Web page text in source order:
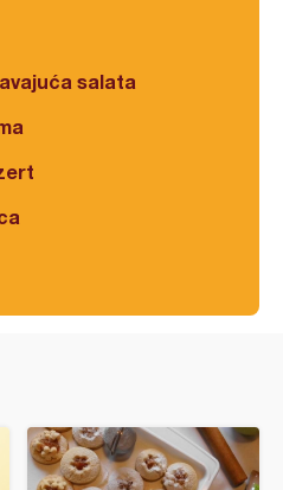
salata